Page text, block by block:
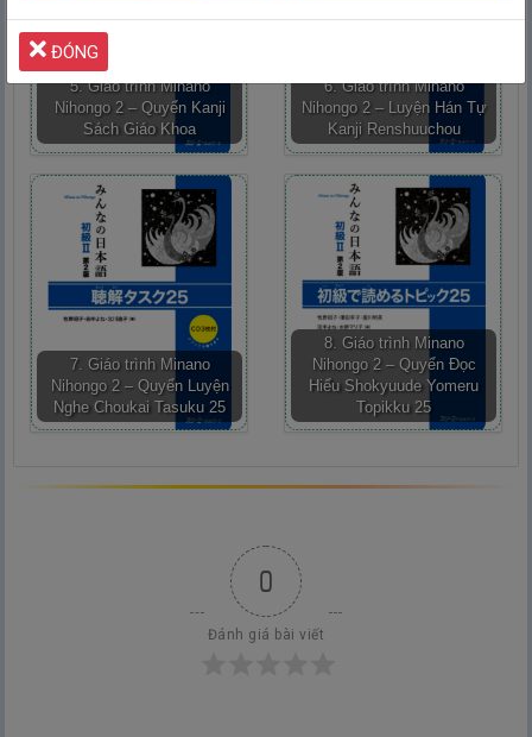
5. Giáo trình Minano
Nihongo 2 – Quyển Kanji
Sách Giáo Khoa
6. Giáo trình Minano
Nihongo 2 – Luyện Hán Tự
Kanji Renshuuchou
7. Giáo trình Minano
Nihongo 2 – Quyển Luyện
Nghe Choukai Tasuku 25
8. Giáo trình Minano
Nihongo 2 – Quyển Đọc
Hiểu Shokyuude Yomeru
Topikku 25
0
Đánh giá bài viết
ĐÓNG